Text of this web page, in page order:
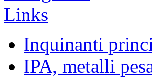
Inquinanti
IPA, metalli